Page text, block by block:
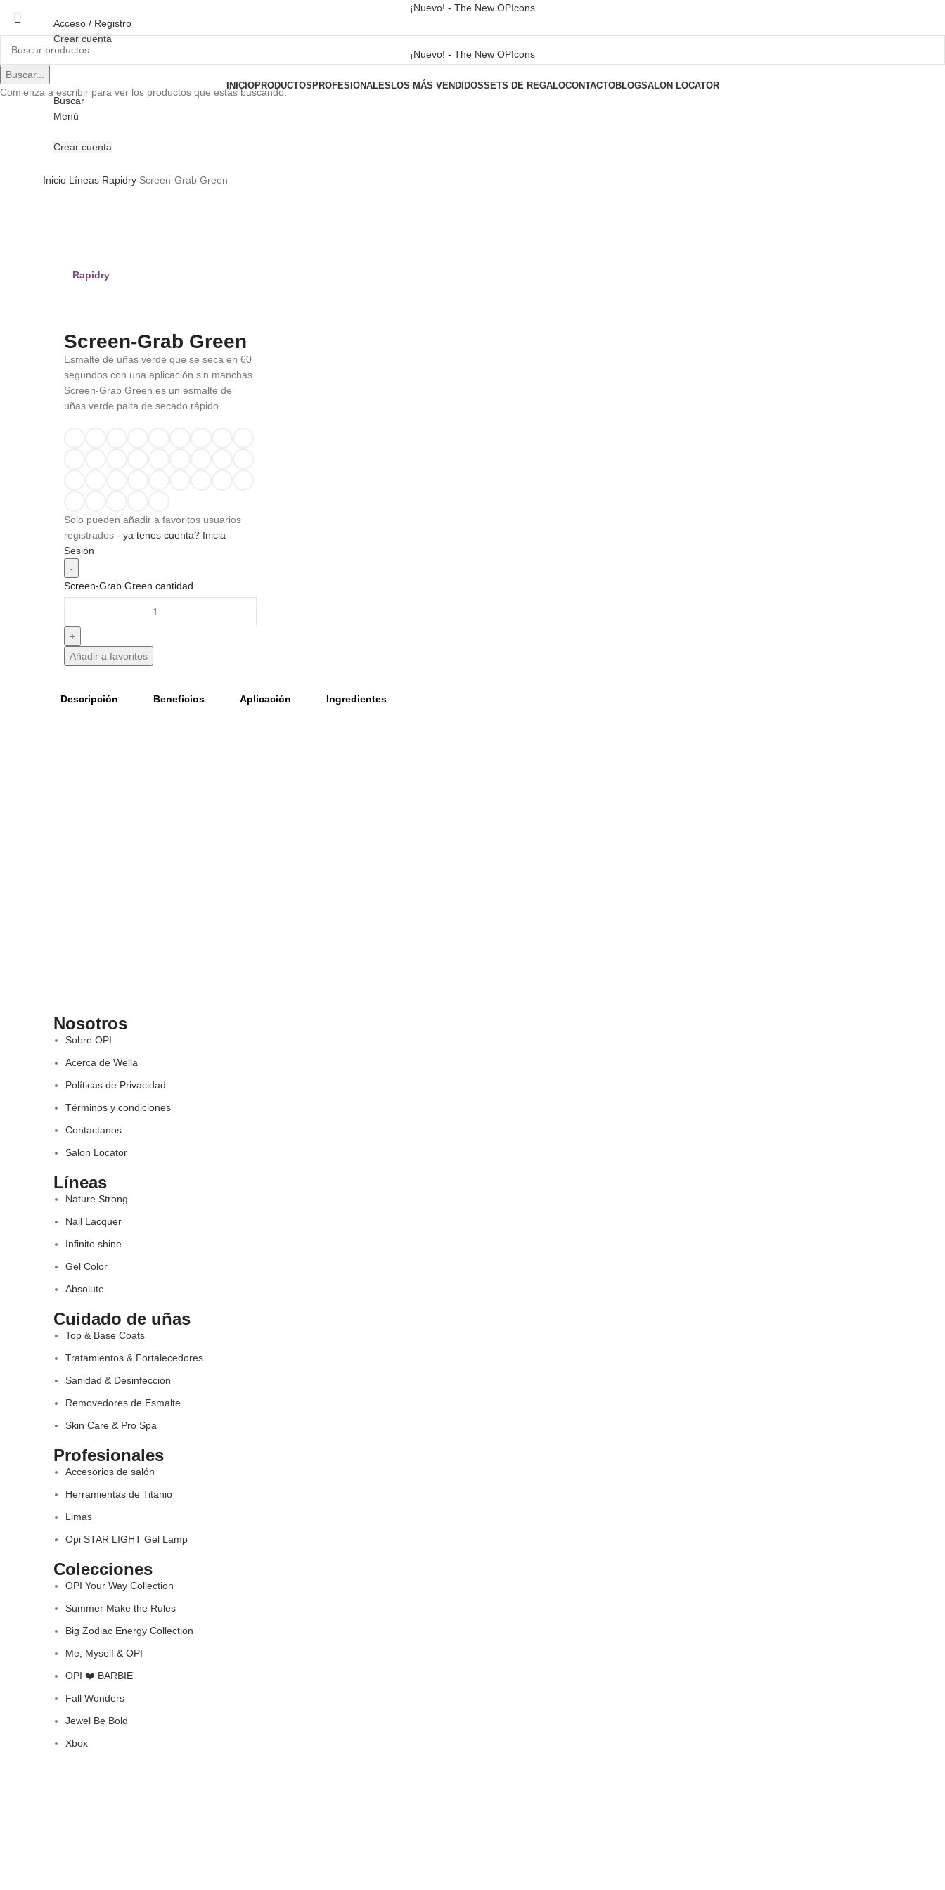
¡Nuevo! - The New OPIcons
Acceso / Registro
Crear cuenta
¡Nuevo! - The New OPIcons
INICIOPRODUCTOS PROFESIONALES LOS MÁS VENDIDOSSETS DE REGALOCONTACTOBLOGSALON LOCATOR
Buscar
Menú
Crear cuenta
Inicio Líneas Rapidry Screen-Grab Green
Rapidry
Screen-Grab Green
Esmalte de uñas verde que se seca en 60
segundos con una aplicación sin manchas.
Screen-Grab Green es un esmalte de
uñas verde palta de secado rápido.
Solo pueden añadir a favoritos usuarios
registrados -ya tenes cuenta? Inicia
Sesión
Screen-Grab Green cantidad
Añadir a favoritos
Descripción Beneficios Aplicación Ingredientes
Nosotros
Sobre OPI
Acerca de Wella
Políticas de Privacidad
Términos y condiciones
Contactanos
Salon Locator
Líneas
Nature Strong
Nail Lacquer
Infinite shine
Gel Color
Absolute
Cuidado de uñas
Top & Base Coats
Tratamientos & Fortalecedores
Sanidad & Desinfección
Removedores de Esmalte
Skin Care & Pro Spa
Profesionales
Accesorios de salón
Herramientas de Titanio
Limas
Opi STAR LIGHT Gel Lamp
Colecciones
OPI Your Way Collection
Summer Make the Rules
Big Zodiac Energy Collection
Me, Myself & OPI
OPI ❤️ BARBIE
Fall Wonders
Jewel Be Bold
Xbox
Buscar...
Comienza a escribir para ver los productos que estás buscando.